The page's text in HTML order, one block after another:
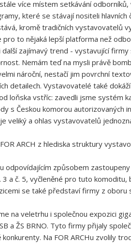
více místem setkávání
které se stávají nositeli hlavních
kromě tradičních vystavovatelů
to nějaká lepší platforma než
zajímavý trend - vystavující
Nemám teď na mysli právě
nároční, nestačí jim povrchní
detailech. Vystavovatelé také
loňska vstříc: zavedli jsme systém
s Českou komorou
veliký a ohlas vystavovatelů
ARCH z hlediska struktury
odpovídajícím způsobem
3 a č. 5, vyčleněné pro tuto
se také představí firmy z oboru
na veletrhu i společnou expozici
a ŽS BRNO. Tyto firmy přijaly
Na FOR ARCHu zvolily